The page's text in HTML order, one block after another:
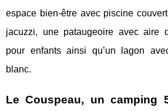
espace bien-être avec piscine
jacuzzi, une pataugeoire avec aire
pour enfants ainsi qu’un lagon
blanc.
Le Couspeau, un camping